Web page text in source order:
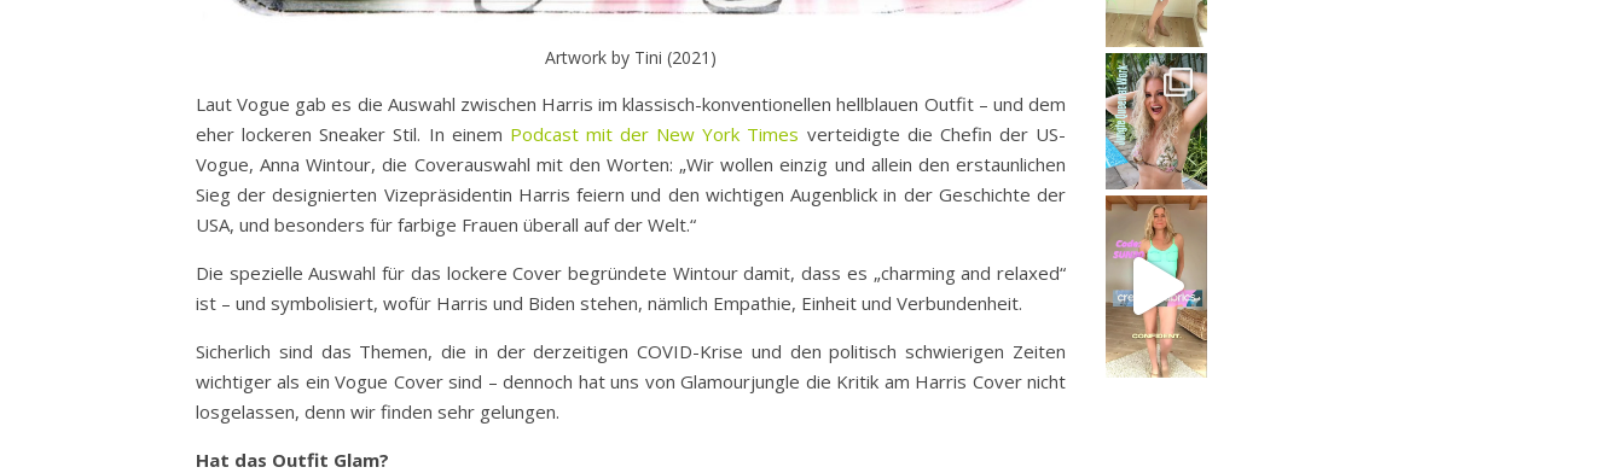
Artwork by Tini (2021)
Laut Vogue gab es die Auswahl zwischen Harris im klassisch-konventionellen hellblauen Outfit – und dem
eher lockeren Sneaker Stil. In einem Podcast mit der New York Times verteidigte die Chefin der US-
Vogue, Anna Wintour, die Coverauswahl mit den Worten: „Wir wollen einzig und allein den erstaunlichen
Sieg der designierten Vizepräsidentin Harris feiern und den wichtigen Augenblick in der Geschichte der
USA, und besonders für farbige Frauen überall auf der Welt.“
Die spezielle Auswahl für das lockere Cover begründete Wintour damit, dass es „charming and relaxed“
ist – und symbolisiert, wofür Harris und Biden stehen, nämlich Empathie, Einheit und Verbundenheit.
Sicherlich sind das Themen, die in der derzeitigen COVID-Krise und den politisch schwierigen Zeiten
wichtiger als ein Vogue Cover sind – dennoch hat uns von Glamourjungle die Kritik am Harris Cover nicht
losgelassen, denn wir finden sehr gelungen.
Hat das Outfit Glam?
Jungle Queen at work
Just dropping by with a
CREAMY FABRICS
Shapewear für die perfekte Figur